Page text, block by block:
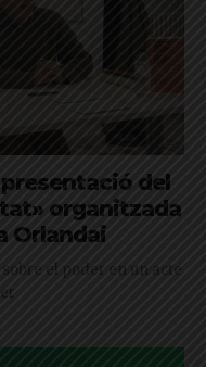
del
organitzada
Orlandai
el poder en un acte